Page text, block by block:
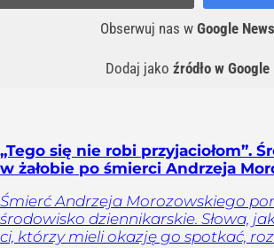
Obserwuj nas w Google News
Dodaj jako źródło w Google
„Tego się nie robi przyjaciołom”.
w żałobie po śmierci Andrzeja
Śmierć Andrzeja Morozowskiego
środowisko dziennikarskie. Słowa,
ci, którzy mieli okazję go spotkać,